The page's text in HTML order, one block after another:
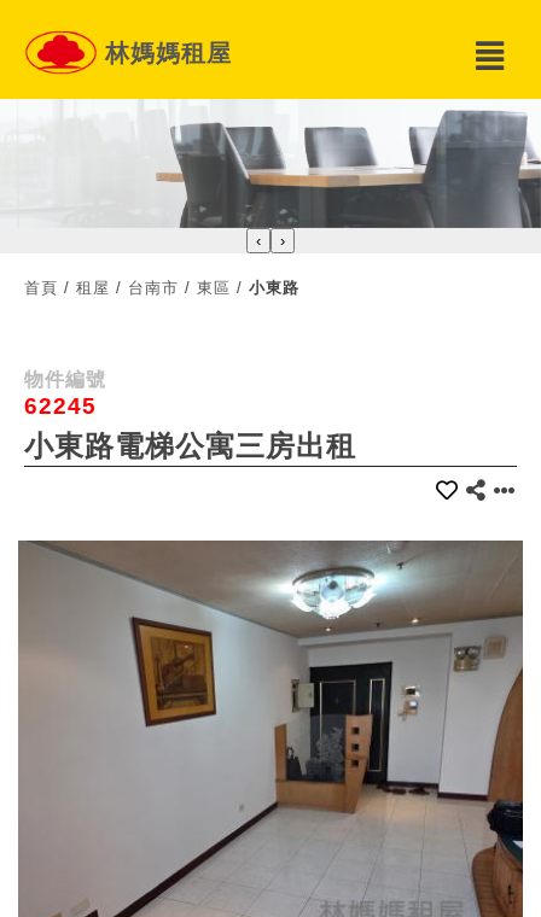
林媽媽租屋
‹ ›
首頁 / 租屋 / 台南市 / 東區 / 小東路
物件編號
62245
小東路電梯公寓三房出租